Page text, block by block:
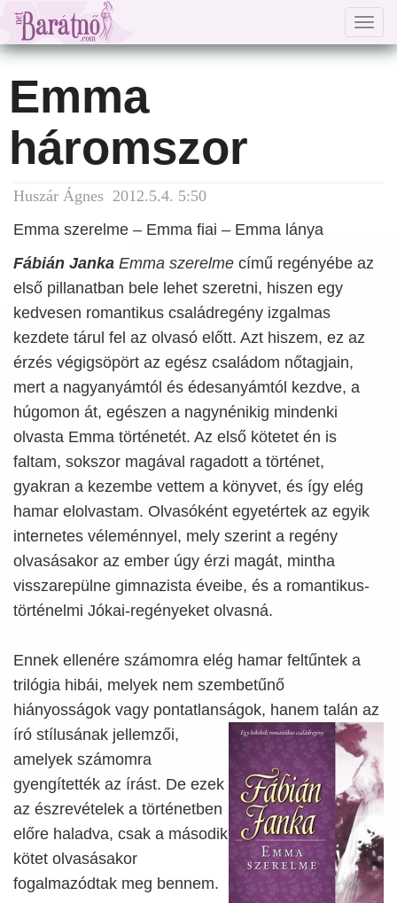
Emma
háromszor
Huszár Ágnes 2012.5.4. 5:50
Emma szerelme – Emma fiai – Emma lánya
Fábián Janka Emma szerelme című regényébe az
első pillanatban bele lehet szeretni, hiszen egy
kedvesen romantikus családregény izgalmas
kezdete tárul fel az olvasó előtt. Azt hiszem, ez az
érzés végigsöpört az egész családom nőtagjain,
mert a nagyanyámtól és édesanyámtól kezdve, a
húgomon át, egészen a nagynénikig mindenki
olvasta Emma történetét. Az első kötetet én is
faltam, sokszor magával ragadott a történet,
gyakran a kezembe vettem a könyvet, és így elég
hamar elolvastam. Olvasóként egyetértek az egyik
internetes véleménnyel, mely szerint a regény
olvasásakor az ember úgy érzi magát, mintha
visszarepülne gimnazista éveibe, és a romantikus-
történelmi Jókai-regényeket olvasná.
Ennek ellenére számomra elég hamar feltűntek a
trilógia hibái, melyek nem szembetűnő
hiányosságok vagy pontatlanságok, hanem talán az
író stílusának jellemzői,
amelyek számomra
gyengítették az írást. De ezek
az észrevételek a történetben
előre haladva, csak a második
kötet olvasásakor
fogalmazódtak meg bennem.